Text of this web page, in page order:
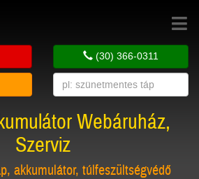
Toggle
(30) 366-0311
Webáruház,
Szerviz
akkumulátor, túlfeszültségvédő